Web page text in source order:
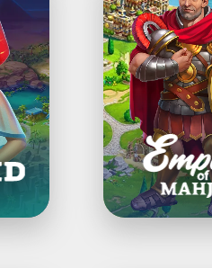
Mahjong®:
Majong
spielen
&
Stadt
bauen